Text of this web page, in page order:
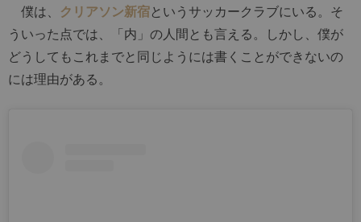
僕は、 クリアソン新宿というサッカークラブにいる。そ
ういった点では、「内」の人間とも言える。しかし、僕が
どうしてもこれまでと同じようには書くことができないの
には理由がある。